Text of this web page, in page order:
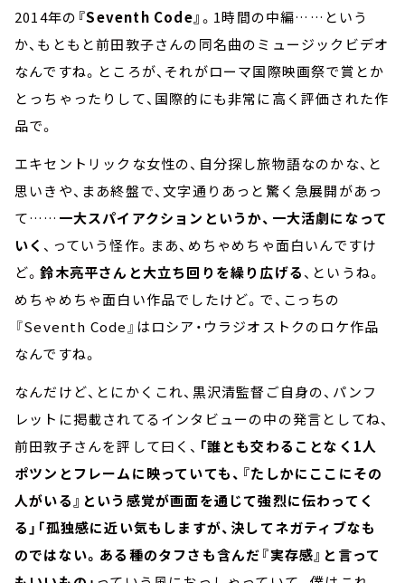
2014年の 『Seventh Code』。1時間の中編……という
か、もともと前田敦子さんの同名曲のミュージックビデオ
なんですね。ところが、それがローマ国際映画祭で賞とか
とっちゃったりして、国際的にも非常に高く評価された作
品で。
エキセントリックな女性の、自分探し旅物語なのかな、と
思いきや、まあ終盤で、文字通りあっと驚く急展開があっ
て…… 一大スパイアクションというか、一大活劇になって
いく 、っていう怪作。まあ、めちゃめちゃ面白いんですけ
ど。鈴木亮平さんと大立ち回りを繰り広げる、というね。
めちゃめちゃ面白い作品でしたけど。で、こっちの
『Seventh Code』はロシア・ウラジオストクのロケ作品
なんですね。
なんだけど、とにかくこれ、黒沢清監督ご自身の、パンフ
レットに掲載されてるインタビューの中の発言としてね、
前田敦子さんを評して曰く、 「誰とも交わることなく1人
ポツンとフレームに映っていても、『たしかにここにその
人がいる』という感覚が画面を通じて強烈に伝わってく
る」「孤独感に近い気もしますが、決してネガティブなも
のではない。ある種のタフさも含んだ『実存感』と言って